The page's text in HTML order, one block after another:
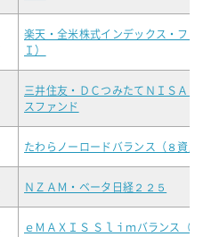
楽天・全米株式インデックス・ファ
Ｉ）
三井住友・ＤＣつみたてＮＩＳＡ
スファンド
たわらノーロードバランス（８資産
ＮＺＡＭ・ベータ日経２２５
ｅＭＡＸＩＳ Ｓｌｉｍバランス（